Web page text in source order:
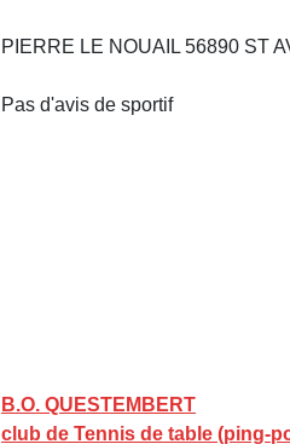
PIERRE LE NOUAIL 56890 ST
Pas d'avis de sportif
B.O. QUESTEMBERT
club de Tennis de table (ping-